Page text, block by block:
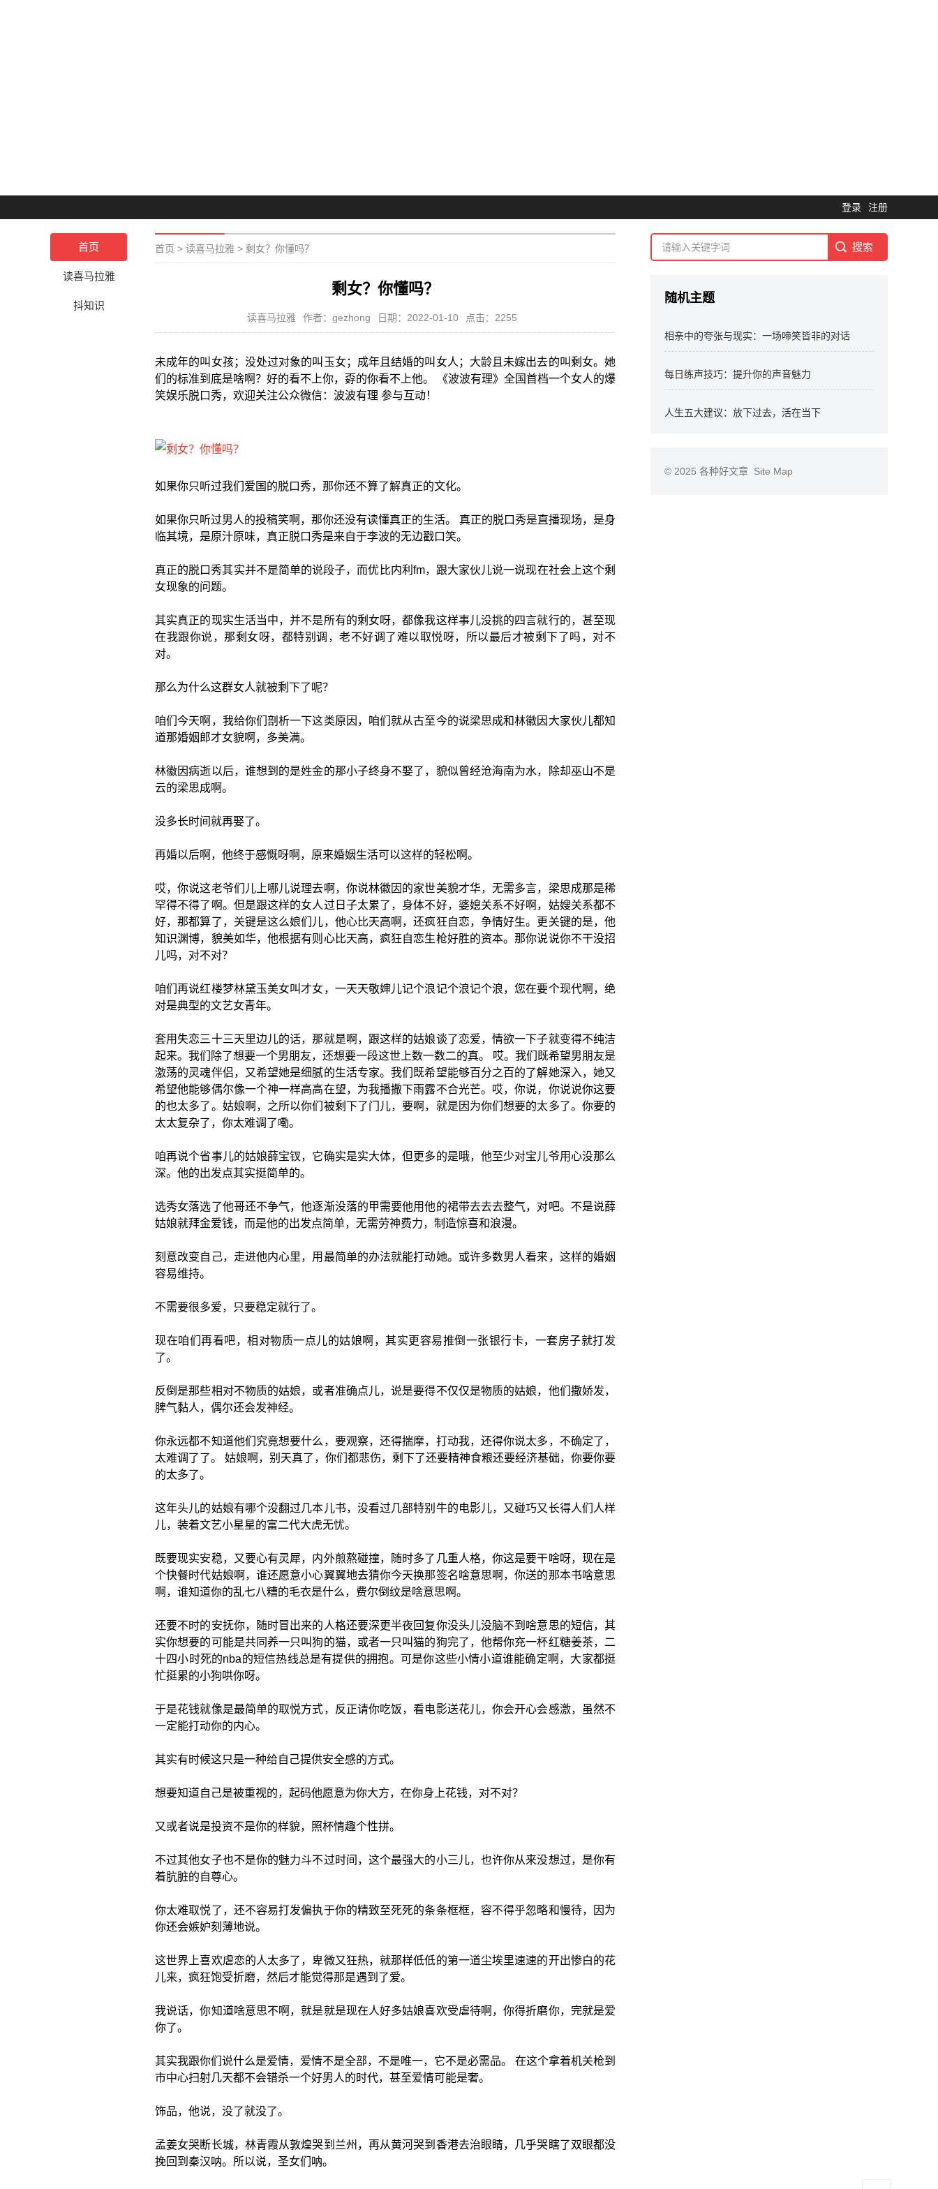
登录 注册
首页
读喜马拉雅
抖知识
首页 > 读喜马拉雅 > 剩女？你懂吗？
剩女？你懂吗？
读喜马拉雅 作者：gezhong 日期：2022-01-10 点击：2255
未成年的叫女孩；没处过对象的叫玉女；成年且结婚的叫女人；大龄且未嫁出去的叫剩女。她
们的标准到底是啥啊？好的看不上你，孬的你看不上他。 《波波有理》全国首档一个女人的爆
笑娱乐脱口秀，欢迎关注公众微信：波波有理 参与互动！
如果你只听过我们爱国的脱口秀，那你还不算了解真正的文化。
如果你只听过男人的投稿笑啊，那你还没有读懂真正的生活。 真正的脱口秀是直播现场，是身
临其境，是原汁原味，真正脱口秀是来自于李波的无边戳口笑。
真正的脱口秀其实并不是简单的说段子，而优比内利fm，跟大家伙儿说一说现在社会上这个剩
女现象的问题。
其实真正的现实生活当中，并不是所有的剩女呀，都像我这样事儿没挑的四言就行的，甚至现
在我跟你说，那剩女呀，都特别调，老不好调了难以取悦呀，所以最后才被剩下了吗，对不
对。
那么为什么这群女人就被剩下了呢？
咱们今天啊，我给你们剖析一下这类原因，咱们就从古至今的说梁思成和林徽因大家伙儿都知
道那婚姻郎才女貌啊，多美满。
林徽因病逝以后，谁想到的是姓金的那小子终身不娶了，貌似曾经沧海南为水，除却巫山不是
云的梁思成啊。
没多长时间就再娶了。
再婚以后啊，他终于感慨呀啊，原来婚姻生活可以这样的轻松啊。
哎，你说这老爷们儿上哪儿说理去啊，你说林徽因的家世美貌才华，无需多言，梁思成那是稀
罕得不得了啊。但是跟这样的女人过日子太累了，身体不好，婆媳关系不好啊，姑嫂关系都不
好，那都算了，关键是这么娘们儿，他心比天高啊，还疯狂自恋，争情好生。更关键的是，他
知识渊博，貌美如华，他根据有则心比天高，疯狂自恋生枪好胜的资本。那你说说你不干没招
儿吗，对不对？
咱们再说红楼梦林黛玉美女叫才女，一天天敬婶儿记个浪记个浪记个浪，您在要个现代啊，绝
对是典型的文艺女青年。
套用失恋三十三天里边儿的话，那就是啊，跟这样的姑娘谈了恋爱，情欲一下子就变得不纯洁
起来。我们除了想要一个男朋友，还想要一段这世上数一数二的真。 哎。我们既希望男朋友是
激荡的灵魂伴侣，又希望她是细腻的生活专家。我们既希望能够百分之百的了解她深入，她又
希望他能够偶尔像一个神一样高高在望，为我播撒下雨露不合光芒。哎，你说，你说说你这要
的也太多了。姑娘啊，之所以你们被剩下了门儿，要啊，就是因为你们想要的太多了。你要的
太太复杂了，你太难调了嘞。
咱再说个省事儿的姑娘薛宝钗，它确实是实大体，但更多的是哦，他至少对宝儿爷用心没那么
深。他的出发点其实挺简单的。
选秀女落选了他哥还不争气，他逐渐没落的甲需要他用他的裙带去去去整气，对吧。不是说薛
姑娘就拜金爱钱，而是他的出发点简单，无需劳神费力，制造惊喜和浪漫。
刻意改变自己，走进他内心里，用最简单的办法就能打动她。或许多数男人看来，这样的婚姻
容易维持。
不需要很多爱，只要稳定就行了。
现在咱们再看吧，相对物质一点儿的姑娘啊，其实更容易推倒一张银行卡，一套房子就打发
了。
反倒是那些相对不物质的姑娘，或者准确点儿，说是要得不仅仅是物质的姑娘，他们撒娇发，
脾气黏人，偶尔还会发神经。
你永远都不知道他们究竟想要什么，要观察，还得揣摩，打动我，还得你说太多，不确定了，
太难调了了。 姑娘啊，别天真了，你们都悲伤，剩下了还要精神食粮还要经济基础，你要你要
的太多了。
这年头儿的姑娘有哪个没翻过几本儿书，没看过几部特别牛的电影儿，又碰巧又长得人们人样
儿，装着文艺小星星的富二代大虎无忧。
既要现实安稳，又要心有灵犀，内外煎熬碰撞，随时多了几重人格，你这是要干啥呀，现在是
个快餐时代姑娘啊，谁还愿意小心翼翼地去猜你今天换那签名啥意思啊，你送的那本书啥意思
啊，谁知道你的乱七八糟的毛衣是什么，费尔倒纹是啥意思啊。
还要不时的安抚你，随时冒出来的人格还要深更半夜回复你没头儿没脑不到啥意思的短信，其
实你想要的可能是共同养一只叫狗的猫，或者一只叫猫的狗完了，他帮你充一杯红糖姜茶，二
十四小时死的nba的短信热线总是有提供的拥抱。可是你这些小情小道谁能确定啊，大家都挺
忙挺累的小狗哄你呀。
于是花钱就像是最简单的取悦方式，反正请你吃饭，看电影送花儿，你会开心会感激，虽然不
一定能打动你的内心。
其实有时候这只是一种给自己提供安全感的方式。
想要知道自己是被重视的，起码他愿意为你大方，在你身上花钱，对不对？
又或者说是投资不是你的样貌，照杯情趣个性拼。
不过其他女子也不是你的魅力斗不过时间，这个最强大的小三儿，也许你从来没想过，是你有
着肮脏的自尊心。
你太难取悦了，还不容易打发偏执于你的精致至死死的条条框框，容不得乎忽略和慢待，因为
你还会嫉妒刻薄地说。
这世界上喜欢虐恋的人太多了，卑微又狂热，就那样低低的第一道尘埃里速速的开出惨白的花
儿来，疯狂饱受折磨，然后才能觉得那是遇到了爱。
我说话，你知道啥意思不啊，就是就是现在人好多姑娘喜欢受虐待啊，你得折磨你，完就是爱
你了。
其实我跟你们说什么是爱情，爱情不是全部，不是唯一，它不是必需品。 在这个拿着机关枪到
市中心扫射几天都不会错杀一个好男人的时代，甚至爱情可能是奢。
饰品，他说，没了就没了。
孟姜女哭断长城，林青霞从敦煌哭到兰州，再从黄河哭到香港去治眼睛，几乎哭瞎了双眼都没
挽回到秦汉呐。所以说，圣女们呐。
随机主题
相亲中的夸张与现实：一场啼笑皆非的对话
每日练声技巧：提升你的声音魅力
人生五大建议：放下过去，活在当下
© 2025 各种好文章 Site Map